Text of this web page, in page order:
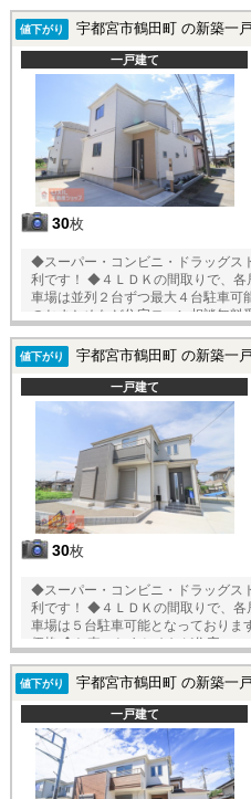
値下がり 宇都宮市鶴田町 の新築一
一戸建て
30枚
◆スーパー・コンビニ・ドラッグス
利です！ ◆４ＬＤＫの間取りで、
車場は並列２台ずつ最大４台駐車
のおまとめなど住宅ローン相談無料
値下がり 宇都宮市鶴田町 の新築一
一戸建て
30枚
◆スーパー・コンビニ・ドラッグス
利です！ ◆４ＬＤＫの間取りで、
車場は５台駐車可能となっておりま
価格 ◆お車のおまとめなど住宅ロー
値下がり 宇都宮市鶴田町 の新築一
一戸建て